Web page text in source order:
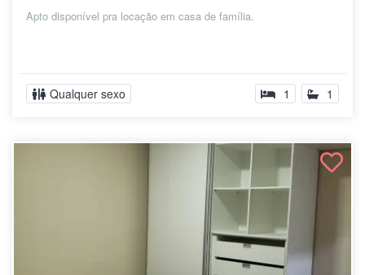
Apto disponível pra locação em casa de família.
Qualquer sexo 1 1